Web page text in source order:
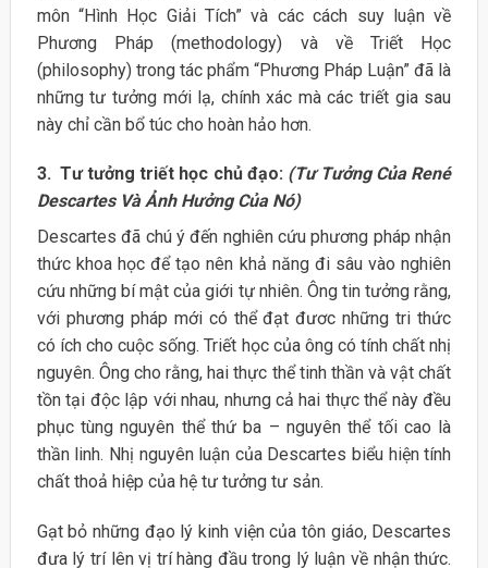
môn “Hình Học Giải Tích” và các cách suy luận về
Phương Pháp (methodology) và về Triết Học
(philosophy) trong tác phẩm “Phương Pháp Luận” đã là
những tư tưởng mới lạ, chính xác mà các triết gia sau
này chỉ cần bổ túc cho hoàn hảo hơn.
3. Tư tưởng triết học chủ đạo: (Tư Tưởng Của René
Descartes Và Ảnh Hưởng Của Nó)
Descartes đã chú ý đến nghiên cứu phương pháp nhận
thức khoa học để tạo nên khả năng đi sâu vào nghiên
cứu những bí mật của giới tự nhiên. Ông tin tưởng rằng,
với phương pháp mới có thể đạt đươc những tri thức
có ích cho cuộc sống. Triết học của ông có tính chất nhị
nguyên. Ông cho rằng, hai thực thể tinh thần và vật chất
tồn tại độc lập với nhau, nhưng cả hai thực thể này đều
phục tùng nguyên thể thứ ba – nguyên thể tối cao là
thần linh. Nhị nguyên luận của Descartes biểu hiện tính
chất thoả hiệp của hệ tư tưởng tư sản.
Gạt bỏ những đạo lý kinh viện của tôn giáo, Descartes
đưa lý trí lên vị trí hàng đầu trong lý luận về nhận thức.